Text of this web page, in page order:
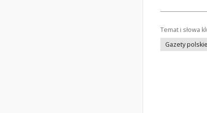
Temat i słowa
Gazety